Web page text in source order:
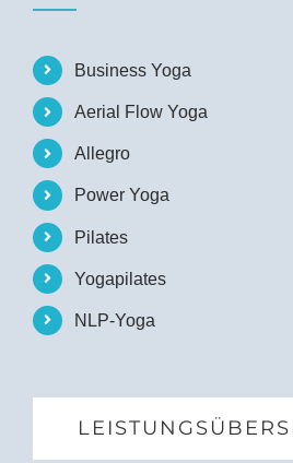
Business Yoga
Aerial Flow Yoga
Allegro
Power Yoga
Pilates
Yogapilates
NLP-Yoga